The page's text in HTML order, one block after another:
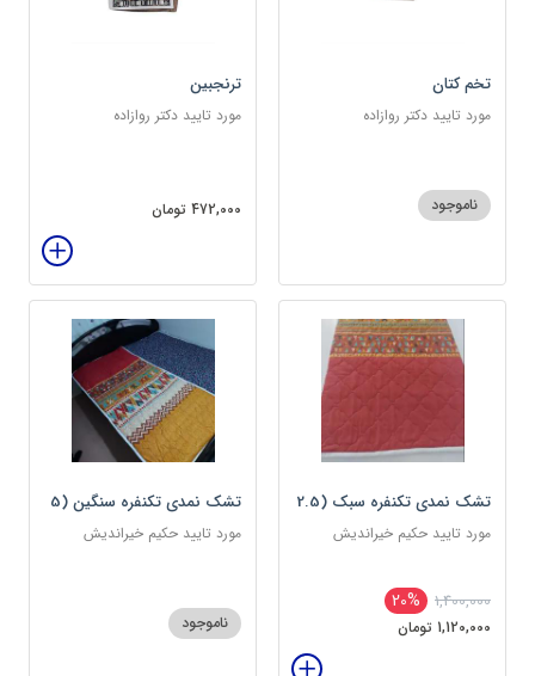
تخم کتان
مورد تایید دکتر روازاده
ناموجود
ترنجبین
مورد تایید دکتر روازاده
472,000 تومان
تشک نمدی تکنفره سبک (2.5
کیلویی) دوین (پس کرایه)
مورد تایید حکیم خیراندیش
1,400,000
20%
1,120,000 تومان
تشک نمدی تکنفره سنگین (5
کیلویی) دوین (پس کرایه)
مورد تایید حکیم خیراندیش
ناموجود